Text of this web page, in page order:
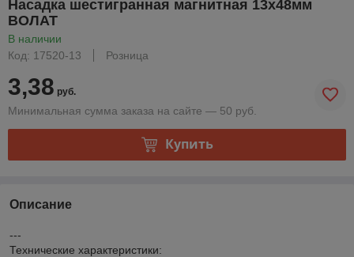
Насадка шестигранная магнитная 13х48мм
ВОЛАТ
В наличии
Код: 17520-13
Розница
3,38 руб.
Минимальная сумма заказа на сайте — 50 руб.
Купить
Описание
---
Технические характеристики: